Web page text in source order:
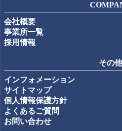
会社概要
事業所一覧
採用情報
その他
インフォメーション
サイトマップ
個人情報保護方針
よくあるご質問
お問い合わせ